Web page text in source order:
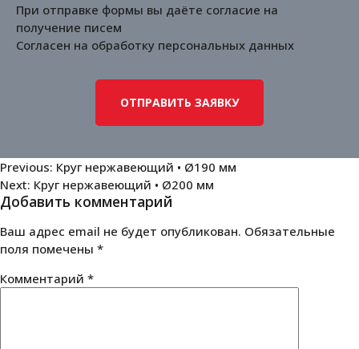
При отправке формы вы даёте согласие на
получение писем
Согласен на обработку персональных данных
Навигация
по
записям
Previous: Круг нержавеющий • Ø190 мм
Next: Круг нержавеющий • Ø200 мм
Добавить комментарий
Ваш адрес email не будет опубликован. Обязательные
поля помечены *
Комментарий *